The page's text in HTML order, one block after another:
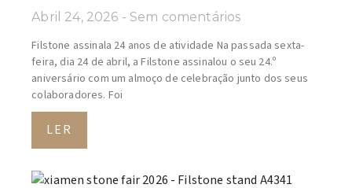
Abril 24, 2026 Sem comentários
Filstone assinala 24 anos de atividade Na passada sexta-
feira, dia 24 de abril, a Filstone assinalou o seu 24.º
aniversário com um almoço de celebração junto dos seus
colaboradores. Foi
LER